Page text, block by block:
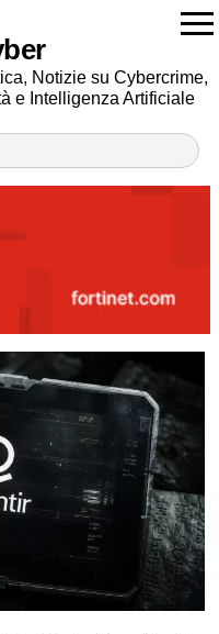
Notizie su Cybercrime,
e Intelligenza Artificiale